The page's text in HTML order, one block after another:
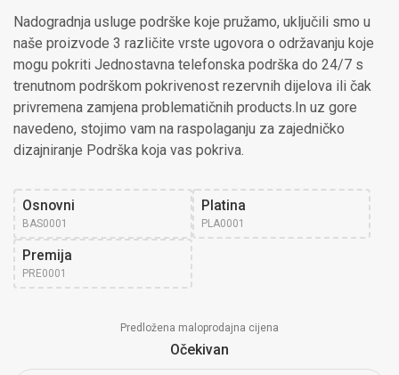
Nadogradnja usluge podrške koje pružamo, uključili smo u
naše proizvode 3 različite vrste ugovora o održavanju koje
mogu pokriti Jednostavna telefonska podrška do 24/7 s
trenutnom podrškom pokrivenost rezervnih dijelova ili čak
privremena zamjena problematičnih products.In uz gore
navedeno, stojimo vam na raspolaganju za zajedničko
dizajniranje Podrška koja vas pokriva.
Osnovni
BAS0001
Platina
PLA0001
Premija
PRE0001
Predložena maloprodajna cijena
Očekivan